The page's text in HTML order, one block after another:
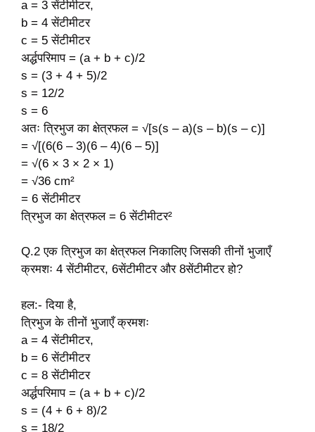
a = 3 सेंटीमीटर,
b = 4 सेंटीमीटर
c = 5 सेंटीमीटर
अर्द्धपरिमाप = (a + b + c)/2
s = (3 + 4 + 5)/2
s = 12/2
s = 6
अतः त्रिभुज का क्षेत्रफल = √[s(s – a)(s – b)(s – c)]
= √[(6(6 – 3)(6 – 4)(6 – 5)]
= √(6 × 3 × 2 × 1)
= √36 cm²
= 6 सेंटीमीटर
त्रिभुज का क्षेत्रफल = 6 सेंटीमीटर²
Q.2 एक त्रिभुज का क्षेत्रफल निकालिए जिसकी तीनों भुजाएँ
क्रमशः 4 सेंटीमीटर, 6सेंटीमीटर और 8सेंटीमीटर हो?
हल:- दिया है,
त्रिभुज के तीनों भुजाएँ क्रमशः
a = 4 सेंटीमीटर,
b = 6 सेंटीमीटर
c = 8 सेंटीमीटर
अर्द्धपरिमाप = (a + b + c)/2
s = (4 + 6 + 8)/2
s = 18/2